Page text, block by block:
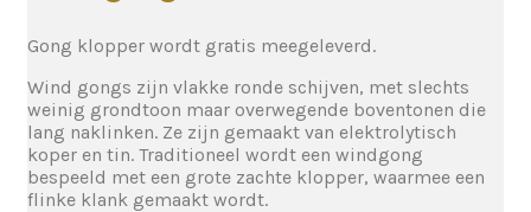
Gong klopper wordt gratis meegeleverd.
Wind gongs zijn vlakke ronde schijven, met slechts
weinig grondtoon maar overwegende boventonen die
lang naklinken. Ze zijn gemaakt van elektrolytisch
koper en tin. Traditioneel wordt een windgong
bespeeld met een grote zachte klopper, waarmee een
flinke klank gemaakt wordt.